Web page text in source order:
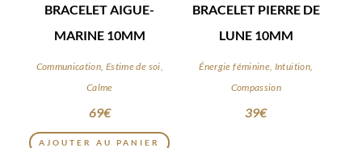
BRACELET AIGUE-
MARINE 10MM
Communication, Estime de soi,
Calme
69€
AJOUTER AU PANIER
BRACELET PIERRE DE
LUNE 10MM
Énergie féminine, Intuition,
Compassion
39€